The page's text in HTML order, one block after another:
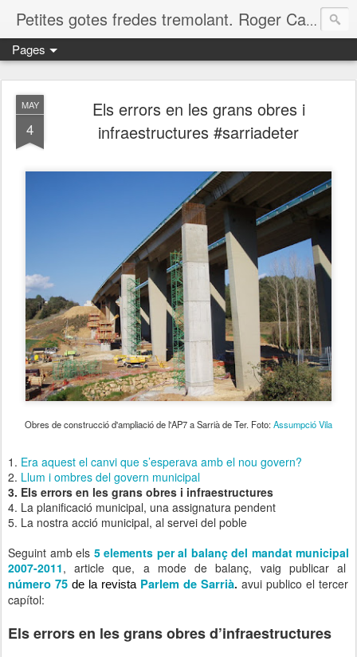
Petites gotes fredes tremolant. Roger Casero Gumbau. Girona
Pages
MAY
4
Els errors en les grans obres i
infraestructures #sarriadeter
Obres de construcció d'ampliació de l'AP7 a Sarrià de Ter. Foto:Assumpció Vila
1. Era aquest el canvi que s’esperava amb el nou govern?
2. Llum i ombres del govern municipal
3. Els errors en les grans obres i infraestructures
4. La planificació municipal, una assignatura pendent
5. La nostra acció municipal, al servei del poble
Seguint amb els 5 elements per al balanç del mandat municipal
2007-2011, article que, a mode de balanç, vaig publicar al
número 75 de la revista Parlem de Sarrià. avui publico el tercer
capítol:
Els errors en les grans obres d’infraestructures